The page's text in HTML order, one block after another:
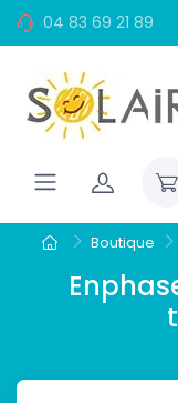
04 83 69 21 89
Boutique